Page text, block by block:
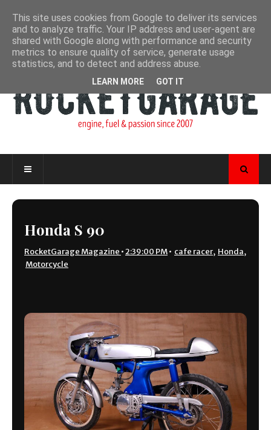
Honda S 90
RocketGarage Magazine •2:39:00 PM• cafe racer, Honda,
Motorcycle
This site uses cookies from Google to deliver its services
and to analyze traffic. Your IP address and user-agent are
shared with Google along with performance and security
metrics to ensure quality of service, generate usage
statistics, and to detect and address abuse.
LEARN MORE GOT IT